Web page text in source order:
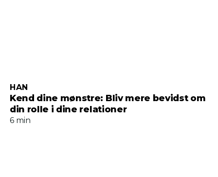
Kend dine mønstre: Bliv mere bevidst om
din rolle i dine relationer
HAN
6 min